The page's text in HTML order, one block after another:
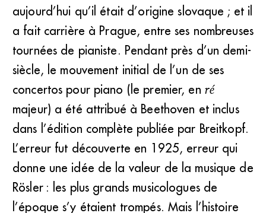
aujourd’hui qu’il était d’origine slovaque ; et il
a fait carrière à Prague, entre ses nombreuses
tournées de pianiste. Pendant près d’un demi-
siècle, le mouvement initial de l’un de ses
concertos pour piano (le premier, en ré
majeur) a été attribué à Beethoven et inclus
dans l’édition complète publiée par Breitkopf.
L’erreur fut découverte en 1925, erreur qui
donne une idée de la valeur de la musique de
Rösler : les plus grands musico­logues de
l’époque s’y étaient trompés. Mais l’histoire